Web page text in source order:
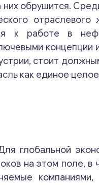
обрушится.
отраслевого
к работе в
концепции
стоит
как единое
глобальной
на этом поле, в
компаниями,